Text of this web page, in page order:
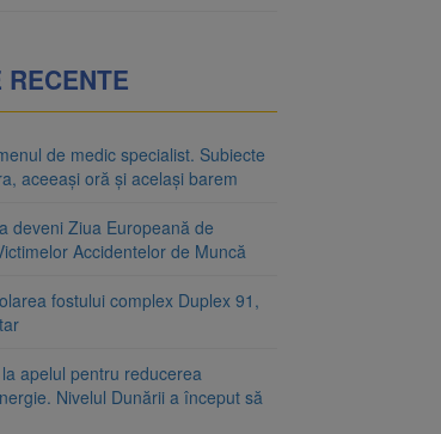
de medic specialist. Subiecte
aceeași oră și același barem
deveni Ziua Europeană de
Accidentelor de Muncă
fostului complex Duplex 91,
apelul pentru reducerea
Nivelul Dunării a început să